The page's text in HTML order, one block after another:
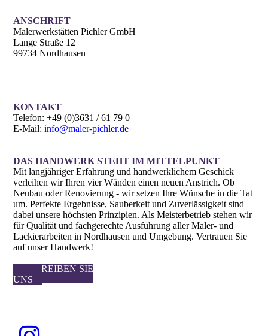
ANSCHRIFT
Malerwerkstätten Pichler GmbH
Lange Straße 12
99734 Nordhausen
KONTAKT
Telefon: +49 (0)3631 / 61 79 0
E-Mail:info@maler-pichler.de
DAS HANDWERK STEHT IM MITTELPUNKT
Mit langjähriger Erfahrung und handwerklichem Geschick
verleihen wir Ihren vier Wänden einen neuen Anstrich. Ob
Neubau oder Renovierung - wir setzen Ihre Wünsche in die Tat
um. Perfekte Ergebnisse, Sauberkeit und Zuverlässigkeit sind
dabei unsere höchsten Prinzipien. Als Meister­betrieb stehen wir
für Qualität und fachgerechte Ausführung aller Maler- und
Lackierarbeiten in Nordhausen und Umgebung. Vertrauen Sie
auf unser Handwerk!
SCHREIBEN SIE
UNS